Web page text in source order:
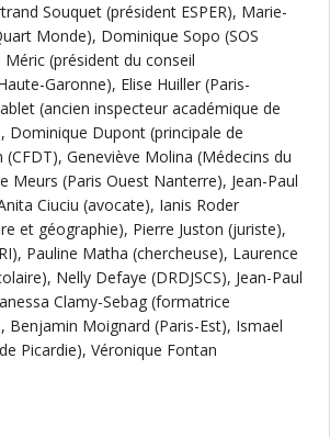
Souquet (président ESPER), Marie-
Monde), Dominique Sopo (SOS
Méric (président du conseil
Garonne), Elise Huiller (Paris-
(ancien inspecteur académique de
Dominique Dupont (principale de
Geneviève Molina (Médecins du
Meurs (Paris Ouest Nanterre), Jean-Paul
Ciuciu (avocate), Ianis Roder
et géographie), Pierre Juston (juriste),
Pauline Matha (chercheuse), Laurence
Nelly Defaye (DRDJSCS), Jean-Paul
Clamy-Sebag (formatrice
Benjamin Moignard (Paris-Est), Ismael
Picardie), Véronique Fontan